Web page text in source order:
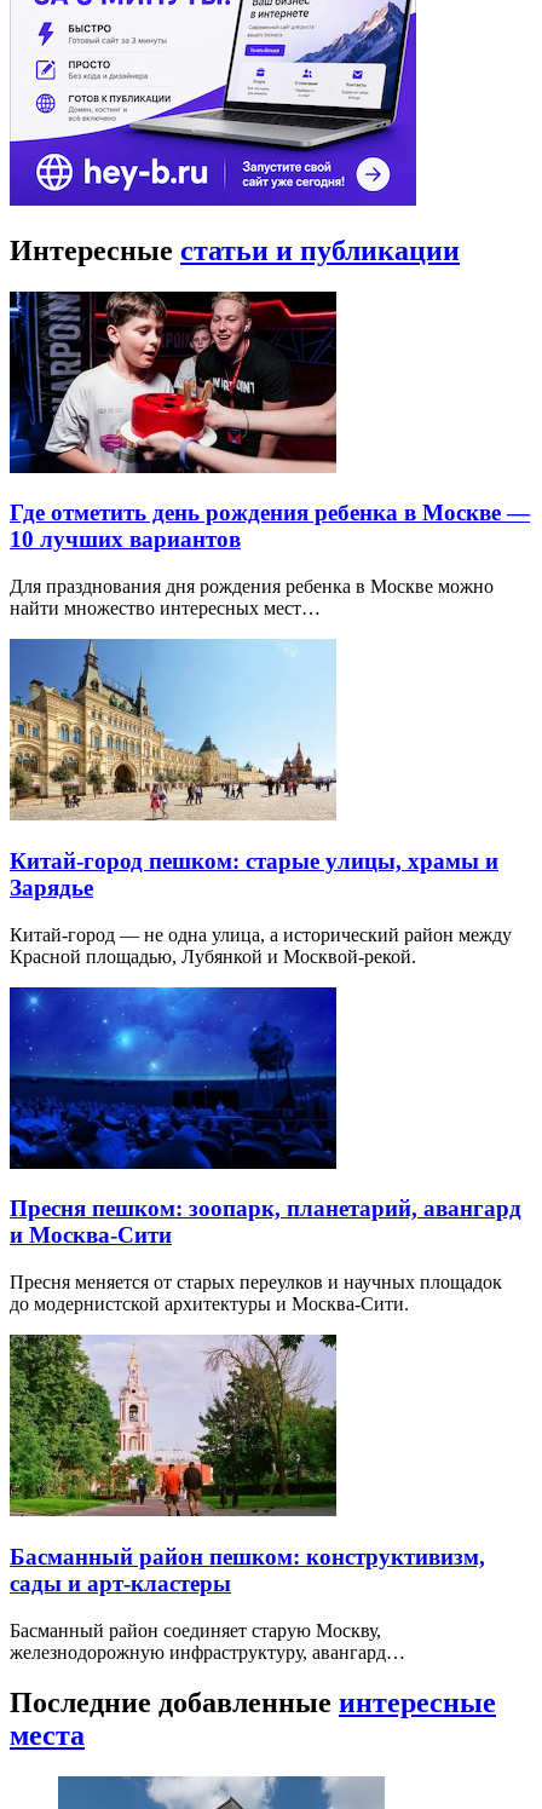
Интересные статьи и публикации
Где отметить день рождения ребенка в Москве —
10 лучших вариантов
Для празднования дня рождения ребенка в Москве можно
найти множество интересных мест…
Китай-город пешком: старые улицы, храмы и
Зарядье
Китай-город — не одна улица, а исторический район между
Красной площадью, Лубянкой и Москвой-рекой.
Пресня пешком: зоопарк, планетарий, авангард
и Москва-Сити
Пресня меняется от старых переулков и научных площадок
до модернистской архитектуры и Москва-Сити.
Басманный район пешком: конструктивизм,
сады и арт-кластеры
Басманный район соединяет старую Москву,
железнодорожную инфраструктуру, авангард…
Последние добавленные интересные
места